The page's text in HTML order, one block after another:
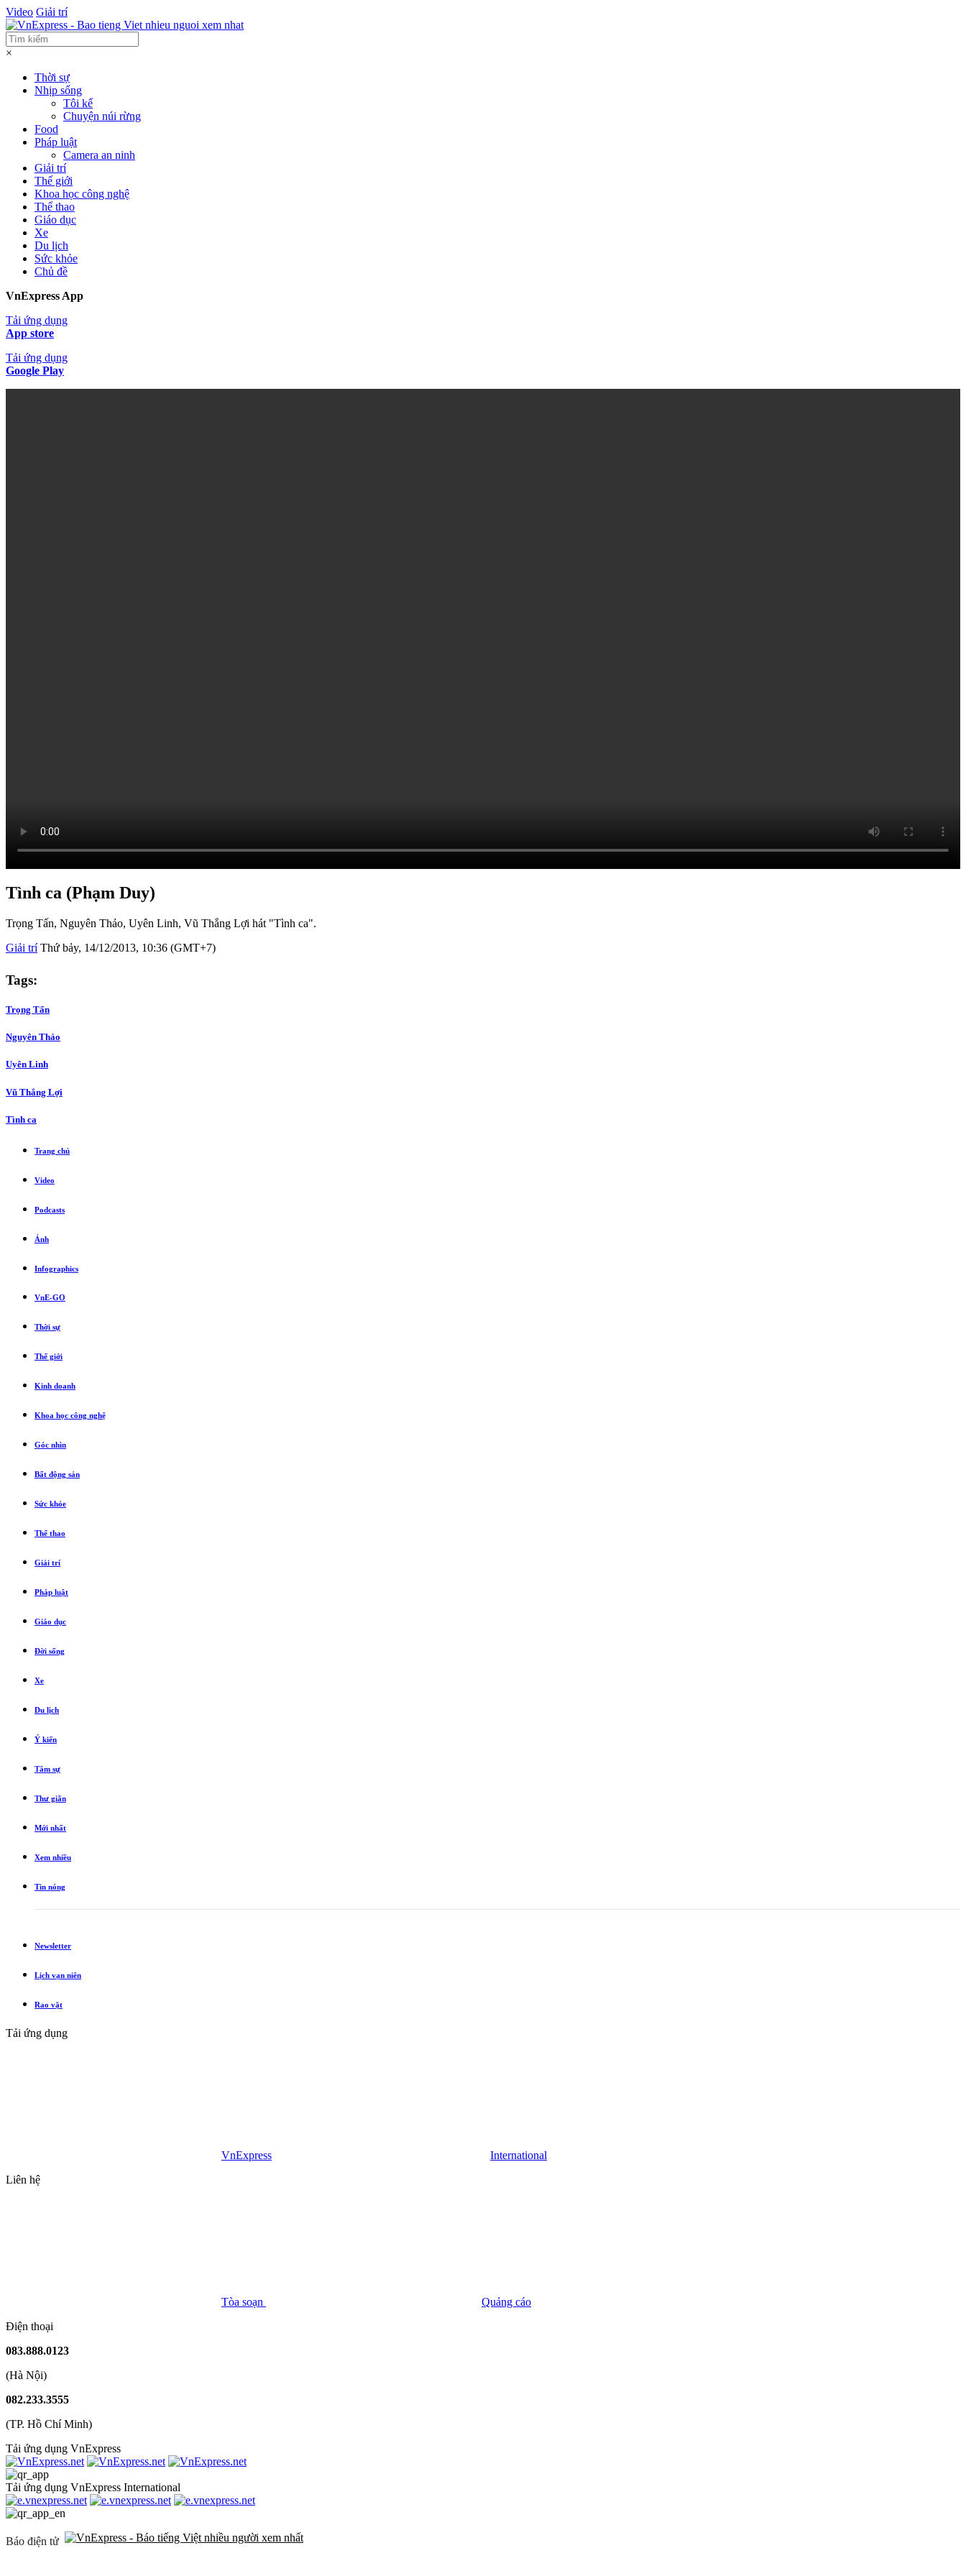
Video Giải trí
×
Thời sự
Nhịp sống
Tôi kể
Chuyện núi rừng
Food
Pháp luật
Camera an ninh
Giải trí
Thế giới
Khoa học công nghệ
Thể thao
Giáo dục
Xe
Du lịch
Sức khỏe
Chủ đề
VnExpress App
Tải ứng dụng
App store
Tải ứng dụng
Google Play
Tình ca (Phạm Duy)
Trọng Tấn, Nguyên Thảo, Uyên Linh, Vũ Thắng Lợi hát "Tình ca".
Giải trí Thứ bảy, 14/12/2013, 10:36 (GMT+7)
Tags:
Trọng Tấn
Nguyên Thảo
Uyên Linh
Vũ Thắng Lợi
Tình ca
Trang chủ
Video
Podcasts
Ảnh
Infographics
VnE-GO
Thời sự
Thế giới
Kinh doanh
Khoa học công nghệ
Góc nhìn
Bất động sản
Sức khỏe
Thể thao
Giải trí
Pháp luật
Giáo dục
Đời sống
Xe
Du lịch
Ý kiến
Tâm sự
Thư giãn
Mới nhất
Xem nhiều
Tin nóng
Newsletter
Lịch vạn niên
Rao vặt
Tải ứng dụng
VnExpress
International
Liên hệ
Tòa soạn
Quảng cáo
Điện thoại
083.888.0123
(Hà Nội)
082.233.3555
(TP. Hồ Chí Minh)
Tải ứng dụng VnExpress
Tải ứng dụng VnExpress International
Báo điện tử